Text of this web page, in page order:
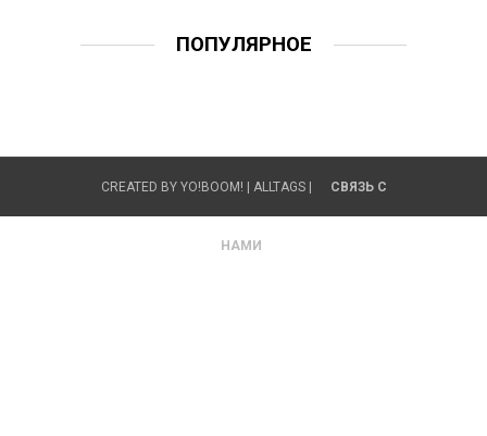
ПОПУЛЯРНОЕ
CREATED BY YO!BOOM! ALLTAGS| СВЯЗЬ С
НАМИ